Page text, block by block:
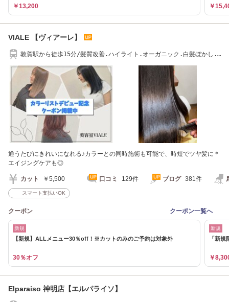
￥13,200 ￥
VIALE 【ヴィアーレ】
敦賀駅から徒歩15分/髪質改善.ハイライト.オーガニック.白髪ぼかし.
通うたびにきれいになれる♪カラーとの同時施術も可能で、時短でツヤ髪に＊
エイジングケアも◎
カット ￥5,500 口コミ 129件 ブログ 381件
スマート支払いOK
クーポン クーポン一覧へ
新規
【新規】ALLメニュー30％off！※カットのみのご予約は対象外
30％オフ
新規
「新
￥
Elparaiso 神明店【エルパライソ】